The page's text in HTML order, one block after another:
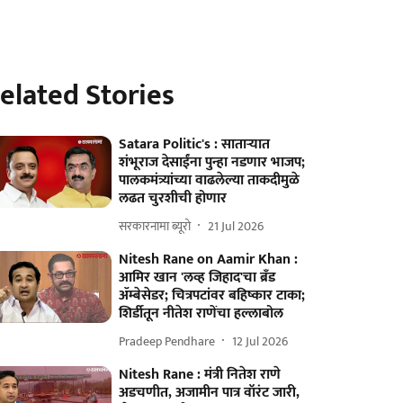
Stories
Satara Politic's : साताऱ्यात
शंभूराज देसाईंना पुन्हा नडणार भाजप;
पालकमंत्र्यांच्या वाढलेल्या ताकदीमुळे
लढत चुरशीची होणार
सरकारनामा ब्यूरो 21 Jul 2026
Nitesh Rane on Aamir Khan :
आमिर खान 'लव्ह जिहाद'चा ब्रँड
ॲम्बेसेडर; चित्रपटांवर बहिष्कार टाका;
शिर्डीतून नीतेश राणेंचा हल्लाबोल
Pradeep Pendhare 12 Jul 2026
Nitesh Rane : मंत्री नितेश राणे
अडचणीत, अजामीन पात्र वॉरंट जारी,